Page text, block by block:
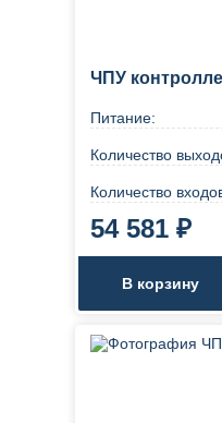
ЧПУ
Питание:
Количество
Количество
54 581 ₽
В корзину